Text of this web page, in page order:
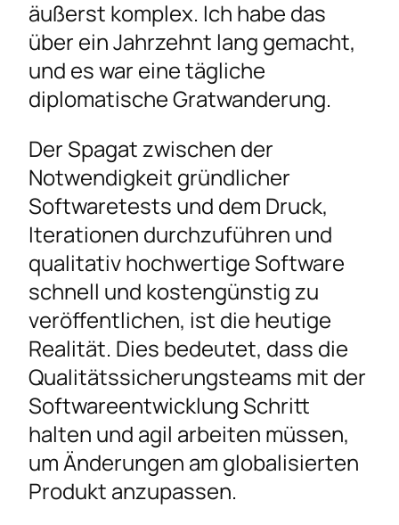
äußerst komplex. Ich habe das
über ein Jahrzehnt lang gemacht,
und es war eine tägliche
diplomatische Gratwanderung.
Der Spagat zwischen der
Notwendigkeit gründlicher
Softwaretests und dem Druck,
Iterationen durchzuführen und
qualitativ hochwertige Software
schnell und kostengünstig zu
veröffentlichen, ist die heutige
Realität. Dies bedeutet, dass die
Qualitätssicherungsteams mit der
Softwareentwicklung Schritt
halten und agil arbeiten müssen,
um Änderungen am globalisierten
Produkt anzupassen.